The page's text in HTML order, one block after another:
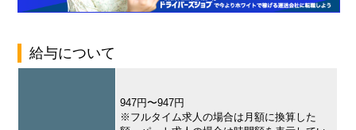
給与について
947円〜947円
※フルタイム求人の場合は月額に換算した